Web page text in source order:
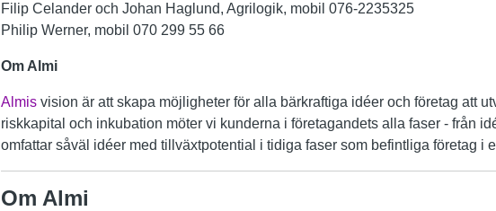
Filip Celander och Johan Haglund, Agrilogik, mobil 076-2235325
Philip Werner, mobil 070 299 55 66
Om Almi
Almis vision är att skapa möjligheter för alla bärkraftiga idéer och företag att
riskkapital och inkubation möter vi kunderna i företagandets alla faser - från
omfattar såväl idéer med tillväxtpotential i tidiga faser som befintliga företag i
Om Almi